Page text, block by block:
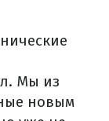
Мы из
новым